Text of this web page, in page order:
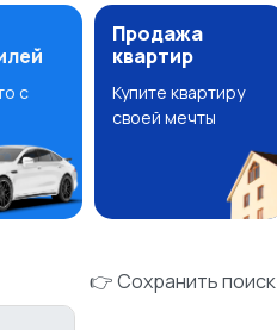
с
Продажа
квартир
Купите квартиру
своей мечты
👉 Сохранить поиск